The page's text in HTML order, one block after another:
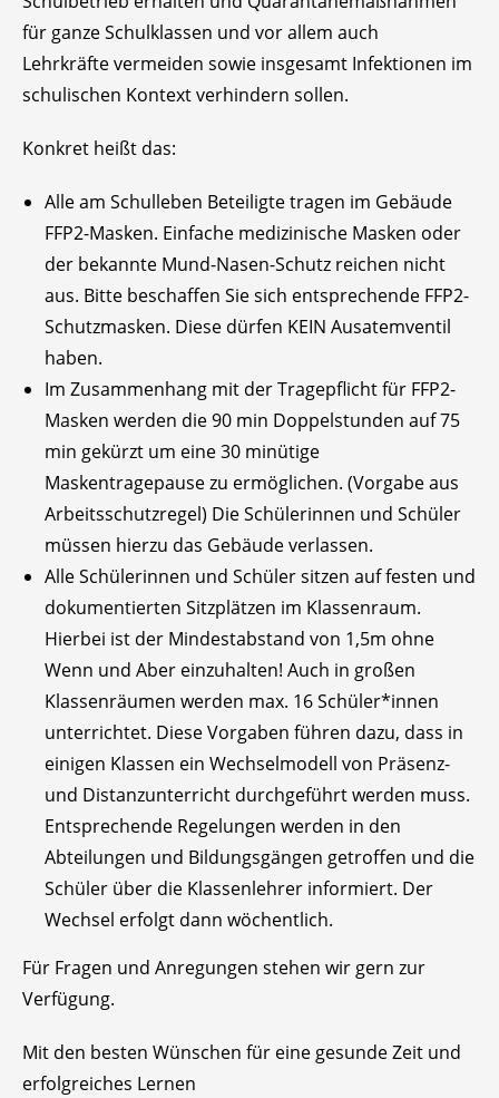
für ganze Schulklassen und vor allem auch
Lehrkräfte vermeiden sowie insgesamt Infektionen im
schulischen Kontext verhindern sollen.
Konkret heißt das:
Alle am Schulleben Beteiligte tragen im Gebäude
FFP2-Masken. Einfache medizinische Masken oder
der bekannte Mund-Nasen-Schutz reichen nicht
aus. Bitte beschaffen Sie sich entsprechende FFP2-
Schutzmasken. Diese dürfen KEIN Ausatemventil
haben.
Im Zusammenhang mit der Tragepflicht für FFP2-
Masken werden die 90 min Doppelstunden auf 75
min gekürzt um eine 30 minütige
Maskentragepause zu ermöglichen. (Vorgabe aus
Arbeitsschutzregel) Die Schülerinnen und Schüler
müssen hierzu das Gebäude verlassen.
Alle Schülerinnen und Schüler sitzen auf festen und
dokumentierten Sitzplätzen im Klassenraum.
Hierbei ist der Mindestabstand von 1,5m ohne
Wenn und Aber einzuhalten! Auch in großen
Klassenräumen werden max. 16 Schüler*innen
unterrichtet. Diese Vorgaben führen dazu, dass in
einigen Klassen ein Wechselmodell von Präsenz-
und Distanzunterricht durchgeführt werden muss.
Entsprechende Regelungen werden in den
Abteilungen und Bildungsgängen getroffen und die
Schüler über die Klassenlehrer informiert. Der
Wechsel erfolgt dann wöchentlich.
Für Fragen und Anregungen stehen wir gern zur
Verfügung.
Mit den besten Wünschen für eine gesunde Zeit und
erfolgreiches Lernen